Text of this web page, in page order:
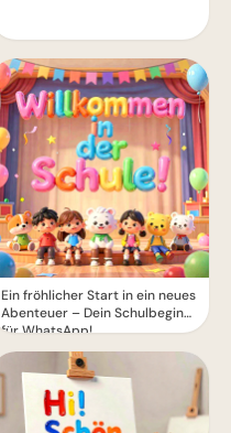
Ein fröhlicher Start in ein neues
Abenteuer – Dein Schulbeginn
für WhatsApp!